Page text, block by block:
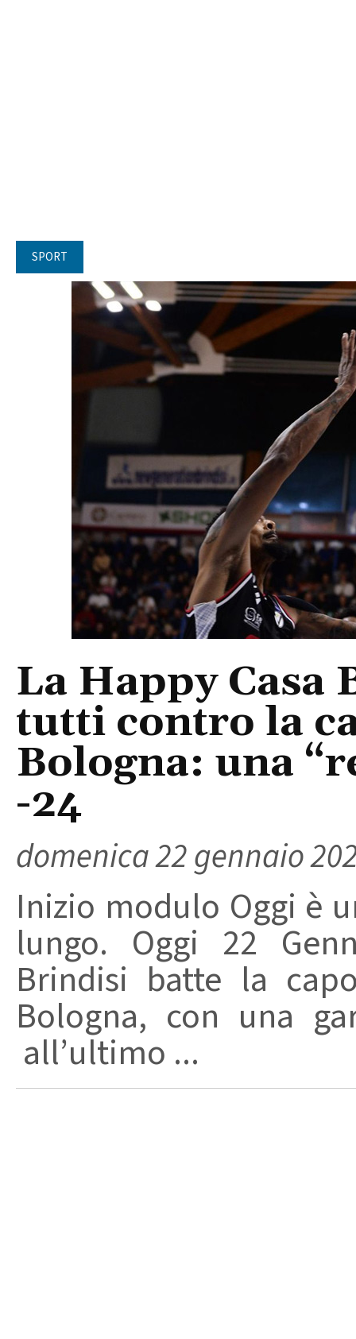
SPORT
La Happy
tutti contro la
Bologna: una
-24
domenica 22 gennaio
Inizio modulo Oggi è
lungo. Oggi 22
Brindisi batte la
Bologna, con una
all’ultimo ...